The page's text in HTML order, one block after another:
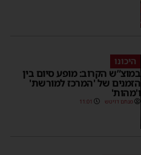
היכונו
במוצ”ש הקרוב: מופע סיום בין
הזמנים של 'המרכז למורשת'
ו'מהות'
מנחם דויטש 11:01